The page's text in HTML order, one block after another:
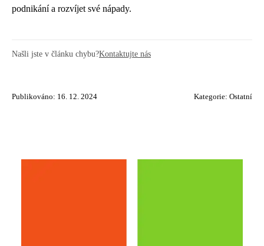
podnikání a rozvíjet své nápady.
Našli jste v článku chybu?Kontaktujte nás
Publikováno: 16. 12. 2024 Kategorie: Ostatní